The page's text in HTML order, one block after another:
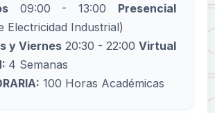
09:00 - 13:00 Presencial
Electricidad Industrial)
y Viernes 20:30 - 22:00 Virtual
4 Semanas
100 Horas Académicas